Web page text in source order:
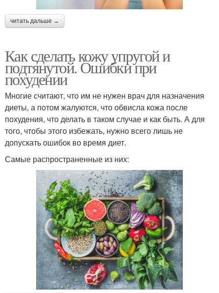
читать дальше →
Как сделать кожу упругой и
подтянутой. Ошибки при
похудении
Многие считают, что им не нужен врач для назначения
диеты, а потом жалуются, что обвисла кожа после
похудения, что делать в таком случае и как быть. А для
того, чтобы этого избежать, нужно всего лишь не
допускать ошибок во время диет.
Самые распространенные из них: